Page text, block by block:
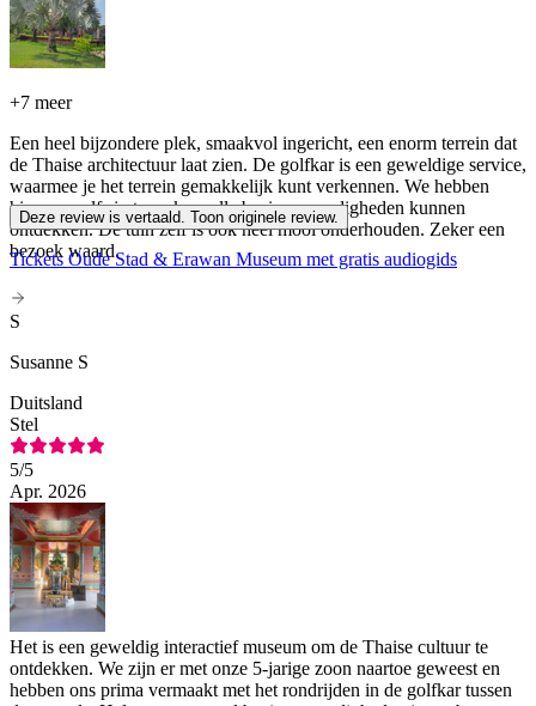
+7 meer
Een heel bijzondere plek, smaakvol ingericht, een enorm terrein dat
de Thaise architectuur laat zien. De golfkar is een geweldige service,
waarmee je het terrein gemakkelijk kunt verkennen. We hebben
hiermee zelfs in twee keer alle bezienswaardigheden kunnen
ontdekken. De tuin zelf is ook heel mooi onderhouden. Zeker een
bezoek waard.
Deze review is vertaald. Toon originele review.
Tickets Oude Stad & Erawan Museum met gratis audiogids
S
Susanne S
Duitsland
Stel
5/5
Apr. 2026
Het is een geweldig interactief museum om de Thaise cultuur te
ontdekken. We zijn er met onze 5-jarige zoon naartoe geweest en
hebben ons prima vermaakt met het rondrijden in de golfkar tussen